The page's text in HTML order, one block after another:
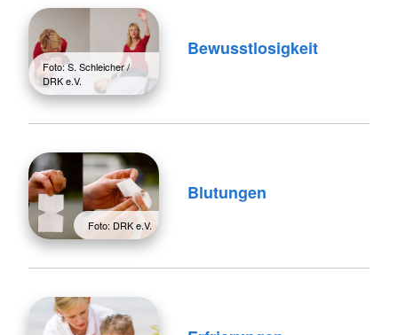
Foto: S. Schleicher /
DRK e.V.
Bewusstlosigkeit
Foto: DRK e.V.
Blutungen